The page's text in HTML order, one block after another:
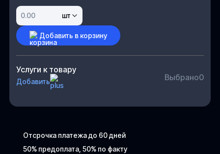
Отсрочка платежа до 60 дней
50% предоплата, 50% по факту
шт
Добавить в корзину
Услуги к товару
Добавить Выбрано0